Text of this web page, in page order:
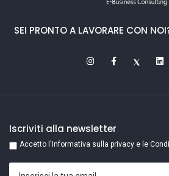
SEI PRONTO A LAVORARE CON
Iscriviti alla newsletter
Accetto l'Informativa sulla privacy e le